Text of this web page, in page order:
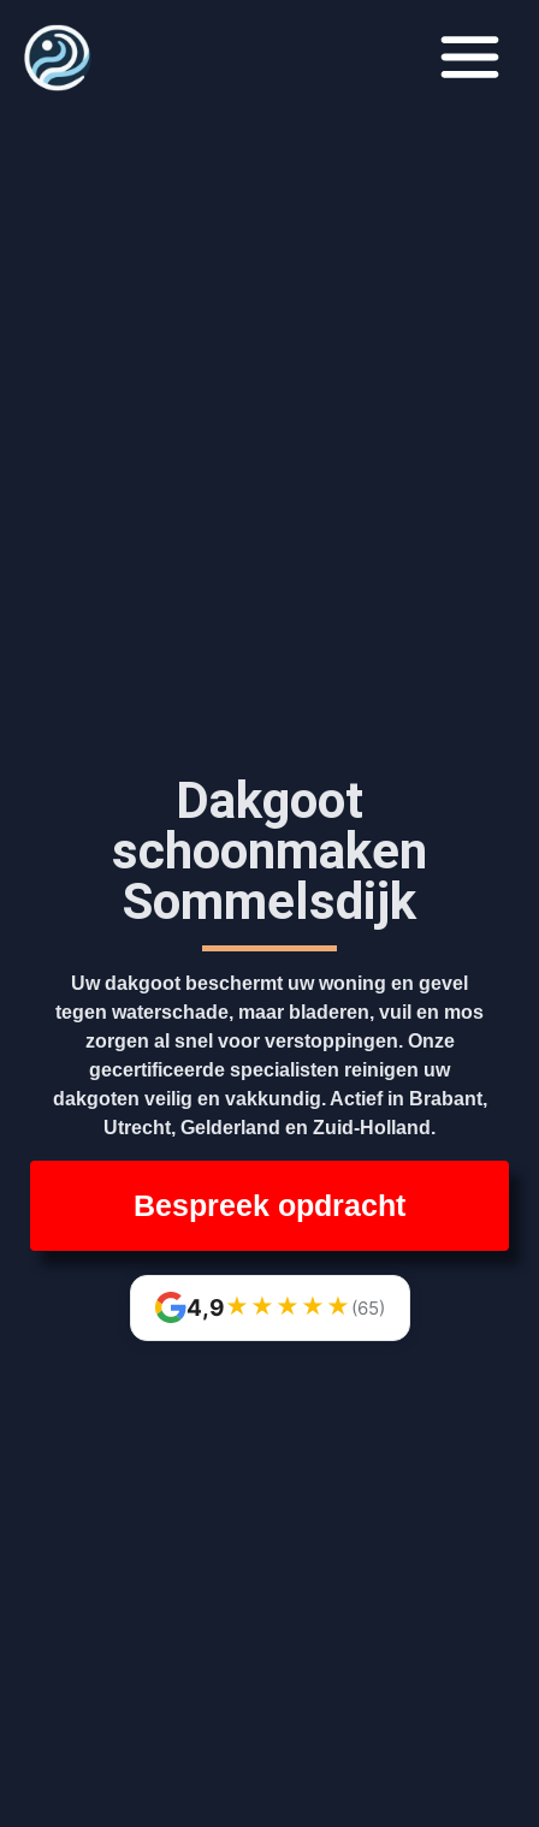
Dakgoot
schoonmaken​
Sommelsdijk
Uw dakgoot beschermt uw woning en gevel
tegen waterschade, maar bladeren, vuil en mos
zorgen al snel voor verstoppingen. Onze
gecertificeerde specialisten reinigen uw
dakgoten veilig en vakkundig. Actief in Brabant,
Utrecht, Gelderland en Zuid-Holland.
Bespreek opdracht
4,9★ ★ ★ ★ ★ (65)